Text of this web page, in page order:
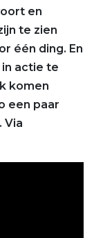
en
te zien
één ding. En
in actie te
komen
een paar
Via